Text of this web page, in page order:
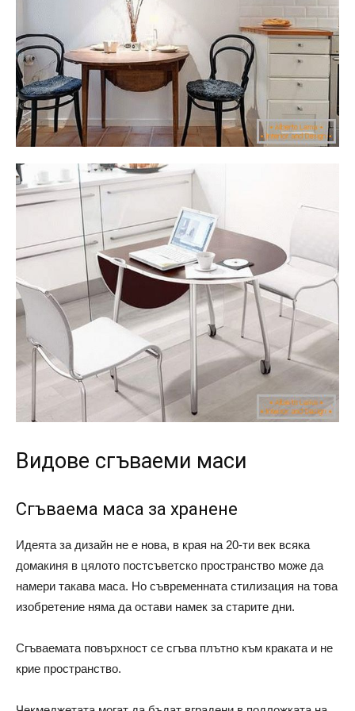
Видове сгъваеми маси
Сгъваема маса за хранене
Идеята за дизайн не е нова, в края на 20-ти век всяка
домакиня в цялото постсъветско пространство може да
намери такава маса. Но съвременната стилизация на това
изобретение няма да остави намек за старите дни.
Сгъваемата повърхност се сгъва плътно към краката и не
крие пространство.